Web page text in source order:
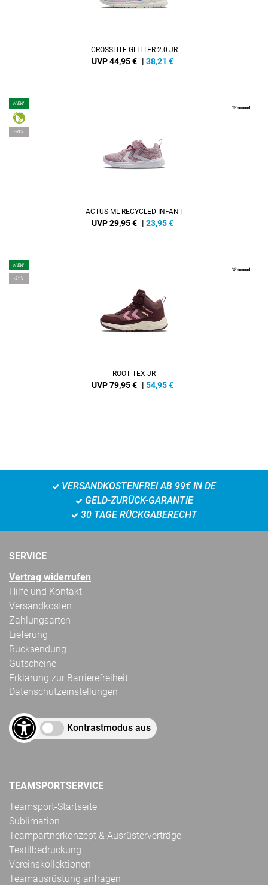
CROSSLITE GLITTER 2.0 JR
UVP 44,95 € | 38,21 €
NEW
-20%
ACTUS ML RECYCLED INFANT
UVP 29,95 € | 23,95€
NEW
-31%
ROOT TEX JR
UVP 79,95 € | 54,95€
VERSANDKOSTENFREI AB 99€ IN DE
GELD-ZURÜCK-GARANTIE
30 TAGE RÜCKGABERECHT
SERVICE
Vertrag widerrufen
Hilfe und Kontakt
Versandkosten
Zahlungsarten
Lieferung
Rücksendung
Gutscheine
Erklärung zur Barrierefreiheit
Datenschutzeinstellungen
Kontrastmodus aus
TEAMSPORTSERVICE
Teamsport-Startseite
Sublimation
Teampartnerkonzept & Ausrüsterverträge
Textilbedruckung
Vereinskollektionen
Teamausrüstung anfragen